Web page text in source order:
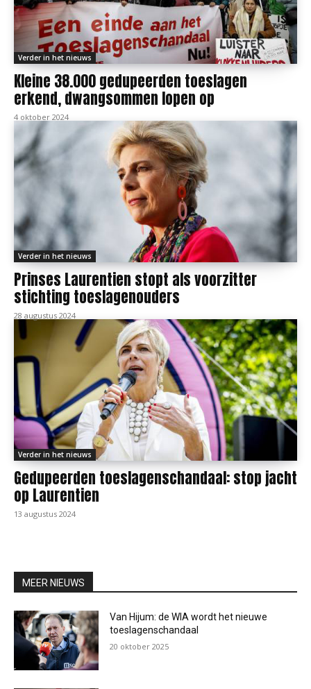
Verder in het nieuws
Kleine 38.000 gedupeerden toeslagen
erkend, dwangsommen lopen op
4 oktober 2024
Verder in het nieuws
Prinses Laurentien stopt als voorzitter
stichting toeslagenouders
28 augustus 2024
Verder in het nieuws
Gedupeerden toeslagenschandaal: stop jacht
op Laurentien
13 augustus 2024
MEER NIEUWS
Van Hijum: de WIA wordt het nieuwe
toeslagenschandaal
20 oktober 2025